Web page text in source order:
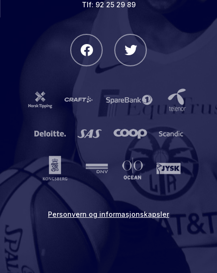
Tlf: 92 25 29 89
Personvern og informasjonskapsler